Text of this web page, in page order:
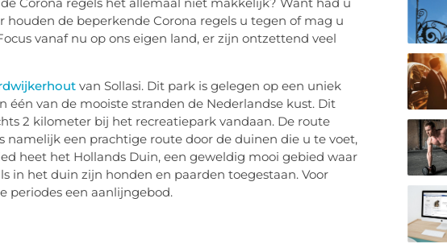
Corona regels het allemaal niet makkelijk? Want had u
de beperkende Corona regels u tegen of mag u
vanaf nu op ons eigen land, er zijn ontzettend veel
van Sollasi. Dit park is gelegen op een uniek
één van de mooiste stranden de Nederlandse kust. Dit
2 kilometer bij het recreatiepark vandaan. De route
namelijk een prachtige route door de duinen die u te voet,
heet het Hollands Duin, een geweldig mooi gebied waar
in het duin zijn honden en paarden toegestaan. Voor
periodes een aanlijngebod.